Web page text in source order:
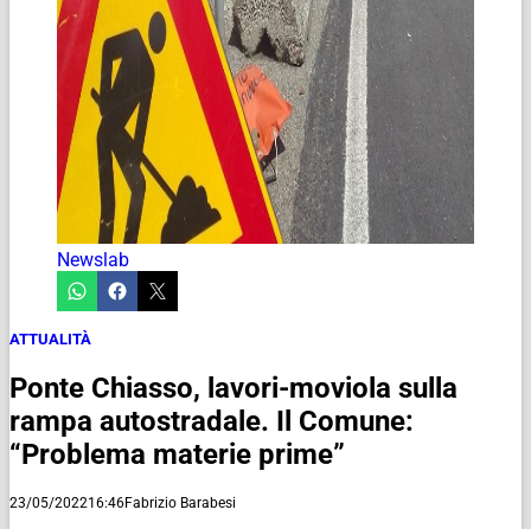
Newslab
ATTUALITÀ
Ponte Chiasso, lavori-moviola sulla
rampa autostradale. Il Comune:
“Problema materie prime”
23/05/202216:46Fabrizio Barabesi